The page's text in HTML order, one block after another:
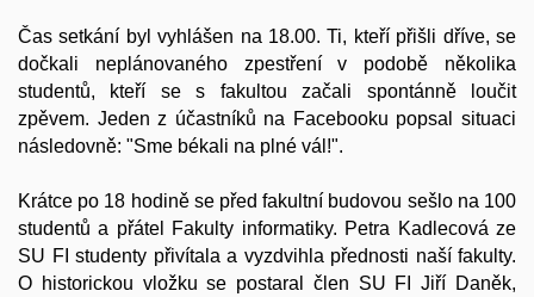
Čas setkání byl vyhlášen na 18.00. Ti, kteří přišli dříve, se
dočkali neplánovaného zpestření v podobě několika
studentů, kteří se s fakultou začali spontánně loučit
zpěvem. Jeden z účastníků na Facebooku popsal situaci
následovně: "Sme békali na plné vál!".
Krátce po 18 hodině se před fakultní budovou sešlo na 100
studentů a přátel Fakulty informatiky. Petra Kadlecová ze
SU FI studenty přivítala a vyzdvihla přednosti naší fakulty.
O historickou vložku se postaral člen SU FI Jiří Daněk,